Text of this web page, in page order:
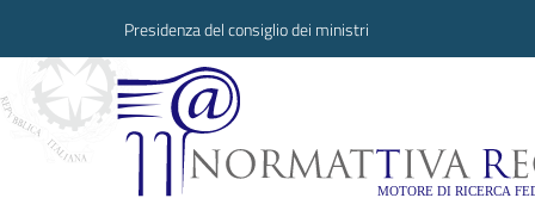
Presidenza del consiglio dei ministri